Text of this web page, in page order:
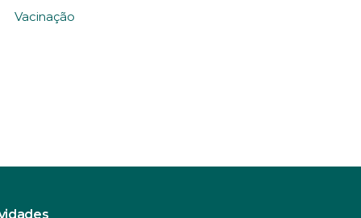
Vacinação